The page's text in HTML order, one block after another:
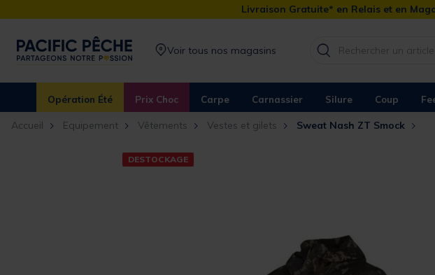
Livraison Gratuite* en Relais et en
Voir tous nos magasins
Opération Été Prix Choc Carpe Carnassier Silure Coup
Accueil Equipement Vêtements Vestes et gilets Sweat Nash ZT Smock
DESTOCKAGE